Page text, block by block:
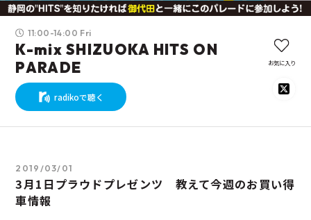
11:00-14:00 Fri
K-mix SHIZUOKA HITS ON
PARADE
radikoで聴く
お気に入り
2019/03/01
3月1日プラウドプレゼンツ 教えて今週のお買い得
車情報